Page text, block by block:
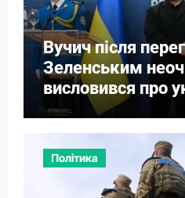
Вучич після
Зеленським
висловився про
території
Політика